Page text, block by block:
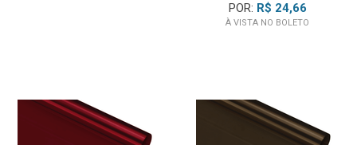
POR: R$ 24,66
À VISTA NO BOLETO